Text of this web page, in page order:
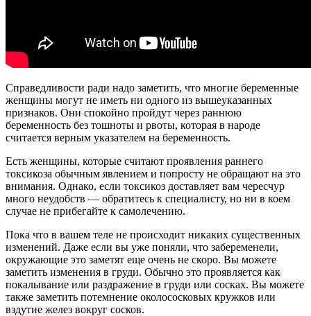
Справедливости ради надо заметить, что многие беременные
женщины могут не иметь ни одного из вышеуказанных
признаков. Они спокойно пройдут через раннюю
беременность без тошноты и рвоты, которая в народе
считается верным указателем на беременность.
Есть женщины, которые считают проявления раннего
токсикоза обычным явлением и попросту не обращают на это
внимания. Однако, если токсикоз доставляет вам чересчур
много неудобств — обратитесь к специалисту, но ни в коем
случае не прибегайте к самолечению.
Пока что в вашем теле не происходит никаких существенных
изменений. Даже если вы уже поняли, что забеременели,
окружающие это заметят еще очень не скоро. Вы можете
заметить изменения в груди. Обычно это проявляется как
покалывание или раздражение в груди или сосках. Вы можете
также заметить потемнение околососковых кружков или
вздутие желез вокруг сосков.